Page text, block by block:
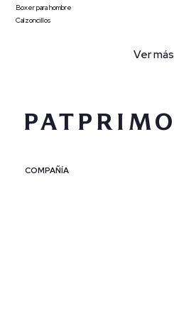
Boxer para hombre
Calzoncillos
Ver más
COMPAÑÍA